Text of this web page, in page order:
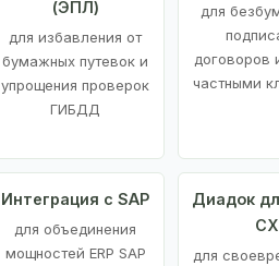
(ЭПЛ)
для избавления от
бумажных путевок и
упрощения проверок
ГИБДД
для
договоров
частными
Интеграция с SAP
для объединения
мощностей ERP SAP
Диадок
СХ
для